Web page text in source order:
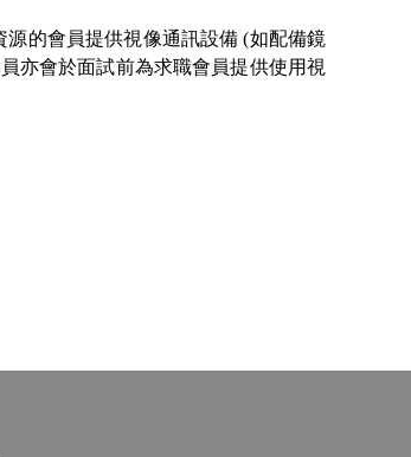
的會員提供視像通訊設備 (如配備鏡
亦會於面試前為求職會員提供使用視